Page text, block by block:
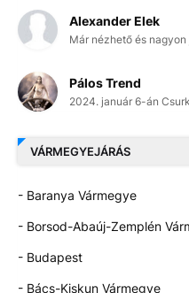
Alexander Elek
Már nézhető és nagyon
Pálos Trend
2024. január 6-án
VÁRMEGYEJÁRÁS
- Baranya Vármegye
- Borsod-Abaúj-Zemplén
- Budapest
- Bács-Kiskun Vármegye